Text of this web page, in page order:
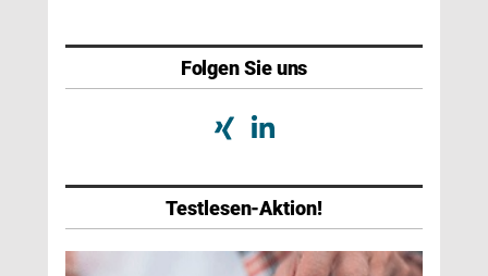
Folgen Sie uns
Testlesen-Aktion!